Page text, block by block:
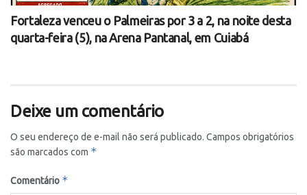
Fortaleza venceu o Palmeiras por 3 a 2, na noite desta
quarta-feira (5), na Arena Pantanal, em Cuiabá
Deixe um comentário
O seu endereço de e-mail não será publicado. Campos obrigatórios
são marcados com *
Comentário *